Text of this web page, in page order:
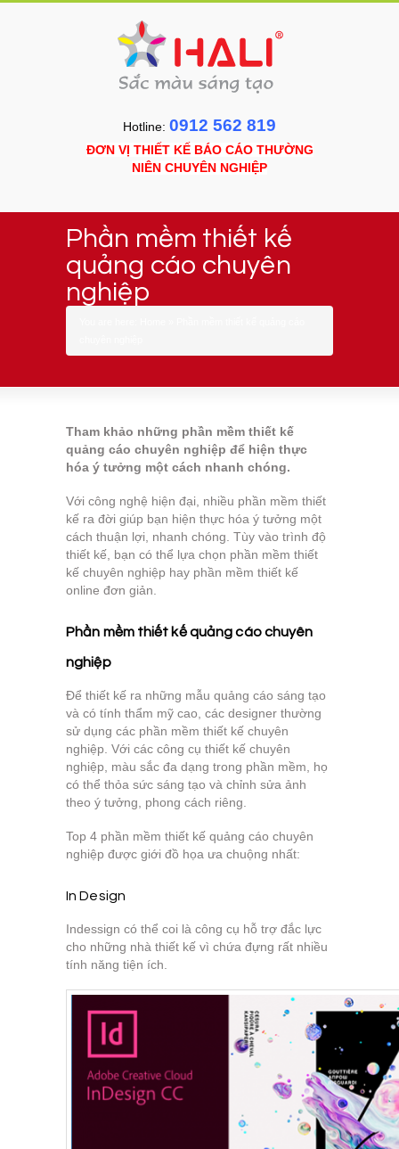
Hotline: 0912 562 819
ĐƠN VỊ THIẾT KẾ BÁO CÁO THƯỜNG
NIÊN CHUYÊN NGHIỆP
Phần mềm thiết kế
quảng cáo chuyên
nghiệp
Tham khảo những phần mềm thiết kế
quảng cáo chuyên nghiệp để hiện thực
hóa ý tưởng một cách nhanh chóng.
Với công nghệ hiện đại, nhiều phần mềm thiết
kế ra đời giúp bạn hiện thực hóa ý tưởng một
cách thuận lợi, nhanh chóng. Tùy vào trình độ
thiết kế, bạn có thể lựa chọn phần mềm thiết
kế chuyên nghiệp hay phần mềm thiết kế
online đơn giản.
Phần mềm thiết kế quảng cáo chuyên
nghiệp
Để thiết kế ra những mẫu quảng cáo sáng tạo
và có tính thẩm mỹ cao, các designer thường
sử dụng các phần mềm thiết kế chuyên
nghiệp. Với các công cụ thiết kế chuyên
nghiệp, màu sắc đa dạng trong phần mềm, họ
có thể thỏa sức sáng tạo và chỉnh sửa ảnh
theo ý tưởng, phong cách riêng.
Top 4 phần mềm thiết kế quảng cáo chuyên
nghiệp được giới đồ họa ưa chuộng nhất:
In Design
Indessign có thể coi là công cụ hỗ trợ đắc lực
cho những nhà thiết kế vì chứa đựng rất nhiều
tính năng tiện ích.